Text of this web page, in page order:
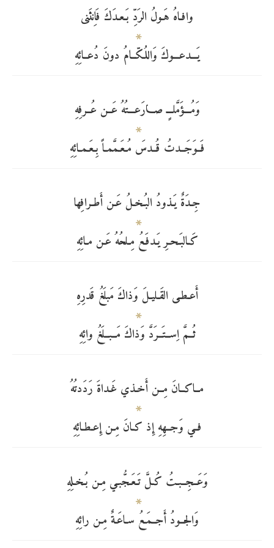
وافـاهُ هَـولُ الرَدِّ بَـعـدَكَ فَاِنثَنى
يَـــدعـــوكَ وَاللُكّــامُ دونَ دُعــائِهِ
وَمُـــؤَمَّلـــٍ صـــارَعـــتُهُ عَــن عُــرفِهِ
فَــوَجَــدتُ قُــدسَ مُـعَـمَّمـاً بِـعَـمـائِهِ
جِـدَةٌ يَـذودُ البُـخـلُ عَـن أَطـرافِها
كَـالبَـحـرِ يَـدفَـعُ مِـلحُهُ عَـن مـائِهِ
أَعـطـى القَـليـلَ وَذاكَ مَبلَغُ قَدرِهِ
ثُــمَّ اِســتَــرَدَّ وَذاكَ مَــبــلَغُ وائِهِ
مــاكــانَ مِــن أَخـذي غَـداةَ رَدَدتُهُ
فــي وَجــهِهِ إِذ كـانَ مِـن إِعـطـائِهِ
وَعَــجِــبـتُ كُـلَّ تَـعَـجُّبـي مِـن بُـخـلِهِ
وَالجــودُ أَجــمَـعُ سـاعَـةٌ مِـن رائِهِ